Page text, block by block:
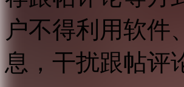
户不得利用软件
息，干扰跟帖评